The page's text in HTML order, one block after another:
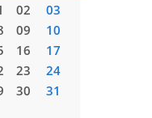
02
03
09
10
16
17
23
24
30 31